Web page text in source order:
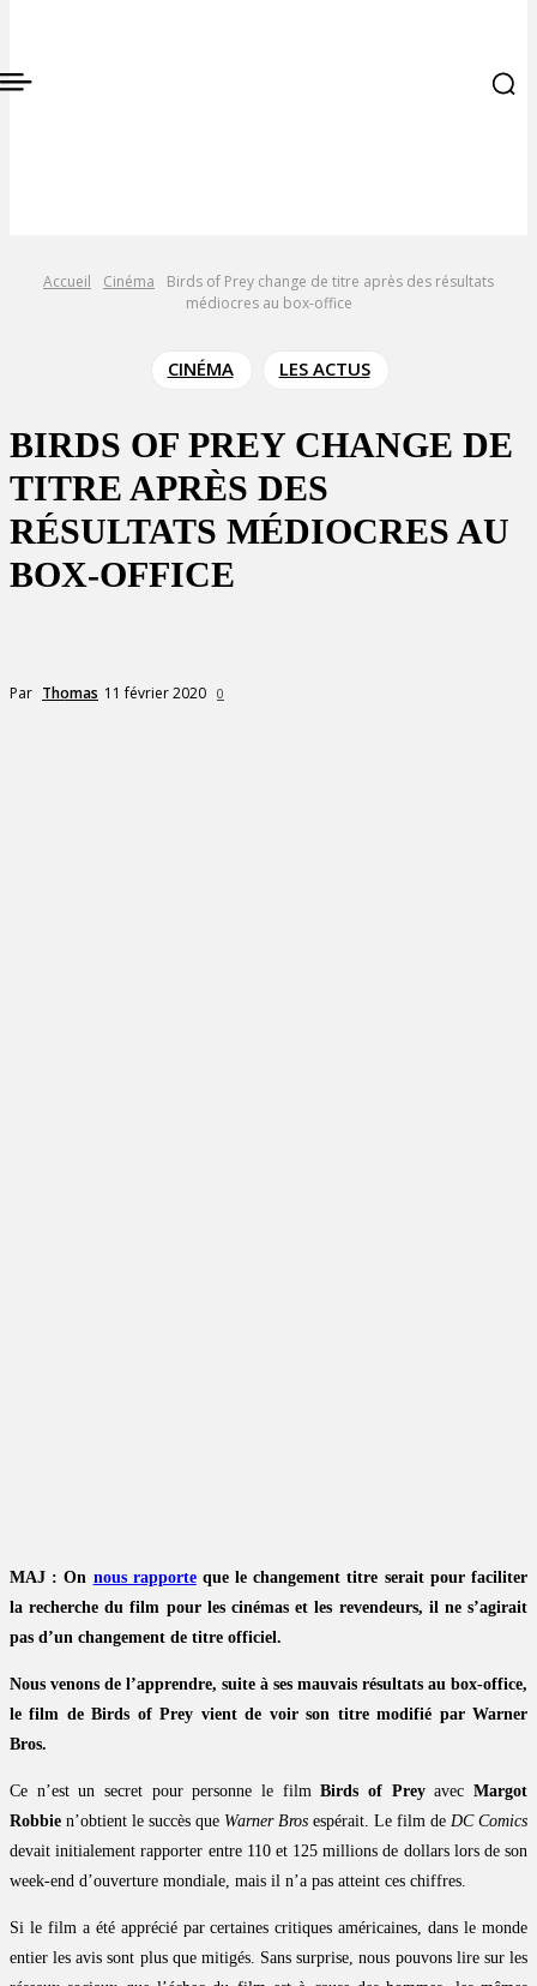
Accueil Cinéma
Birds of Prey change de titre après des résultats
médiocres au box-office
CINÉMA LES ACTUS
BIRDS OF PREY CHANGE DE
TITRE APRÈS DES
RÉSULTATS MÉDIOCRES AU
BOX-OFFICE
Par Thomas 11 février 2020 0
MAJ : On nous rapporteque le changement titre serait pour faciliter
la recherche du film pour les cinémas et les revendeurs, il ne s’agirait
pas d’un changement de titre officiel.
Nous venons de l’apprendre, suite à ses mauvais résultats au box-office,
le film de Birds of Prey vient de voir son titre modifié par Warner
Bros.
Ce n’est un secret pour personne le filmBirds of PreyavecMargot
Robbie n’obtient le succès que Warner Bros espérait. Le film de DC Comics
devait initialement rapporter entre 110 et 125 millions de dollars lors de son
week-end d’ouverture mondiale, mais il n’a pas atteint ces chiffres.
Si le film a été apprécié par certaines critiques américaines, dans le monde
entier les avis sont plus que mitigés. Sans surprise, nous pouvons lire sur les